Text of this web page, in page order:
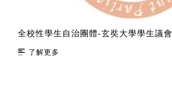
全校性學生自治團體-玄奘大學學生議會
了解更多